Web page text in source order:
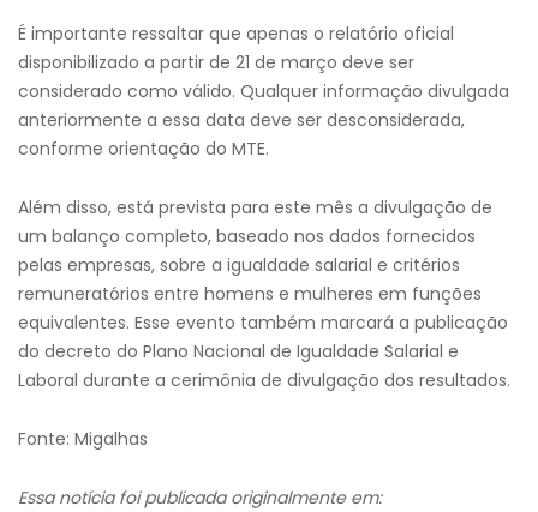
É importante ressaltar que apenas o relatório oficial
disponibilizado a partir de 21 de março deve ser
considerado como válido. Qualquer informação divulgada
anteriormente a essa data deve ser desconsiderada,
conforme orientação do MTE.
Além disso, está prevista para este mês a divulgação de
um balanço completo, baseado nos dados fornecidos
pelas empresas, sobre a igualdade salarial e critérios
remuneratórios entre homens e mulheres em funções
equivalentes. Esse evento também marcará a publicação
do decreto do Plano Nacional de Igualdade Salarial e
Laboral durante a cerimônia de divulgação dos resultados.
Fonte: Migalhas
Essa notícia foi publicada originalmente em: